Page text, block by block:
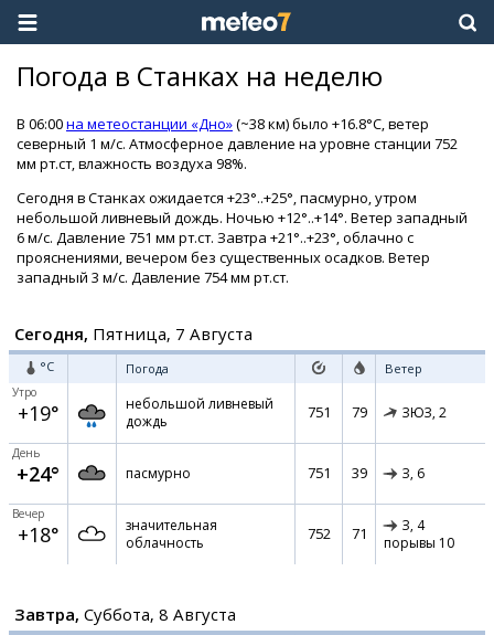
Погода в Станках на неделю
В 06:00на метеостанции «Дно»(~38 км) было +16.8°C, ветер
северный 1 м/с. Атмосферное давление на уровне станции 752
мм рт.ст, влажность воздуха 98%.
Сегодня в Станках ожидается +23°..+25°, пасмурно, утром
небольшой ливневый дождь. Ночью +12°..+14°. Ветер западный
6 м/с. Давление 751 мм рт.ст. Завтра +21°..+23°, облачно с
прояснениями, вечером без существенных осадков. Ветер
западный 3 м/с. Давление 754 мм рт.ст.
Сегодня, Пятница, 7 Августа
°C Погода Ветер
Утро
+19°
небольшой ливневый
дождь
751 79 ЗЮЗ, 2
День
+24° пасмурно 751 39 З, 6
Вечер
+18°
значительная
облачность
752 71 З, 4
порывы 10
Завтра, Суббота, 8 Августа